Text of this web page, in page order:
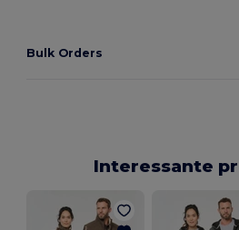
Bulk Orders
Interessante